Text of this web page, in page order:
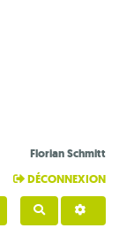
Florian Schmitt
DÉCONNEXION